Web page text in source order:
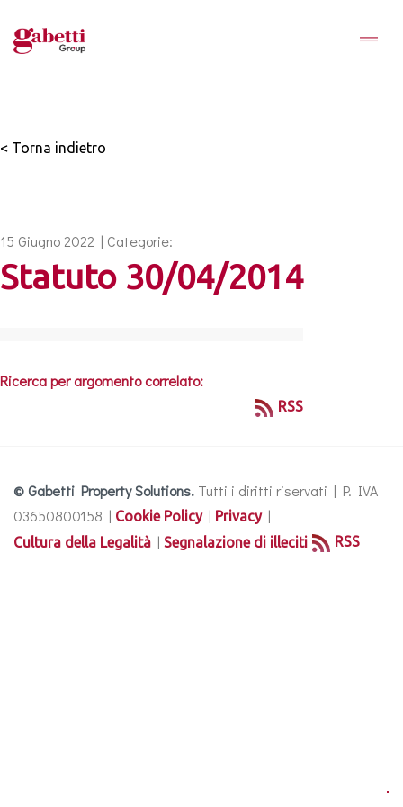
< Torna indietro
15 Giugno 2022 | Categorie:
Statuto 30/04/2014
Ricerca per argomento correlato:
RSS
© Gabetti Property Solutions. Tutti i diritti riservati | P. IVA
03650800158 | Cookie Policy| Privacy|
Cultura della Legalità | Segnalazione di illeciti RSS